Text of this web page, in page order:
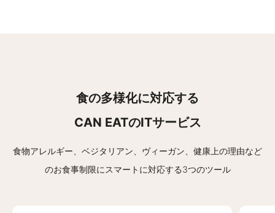
食の多様化に対応する
CAN EATのITサービス
食物アレルギー、ベジタリアン、ヴィーガン、健康上の理由など
のお食事制限にスマートに対応する3つのツール